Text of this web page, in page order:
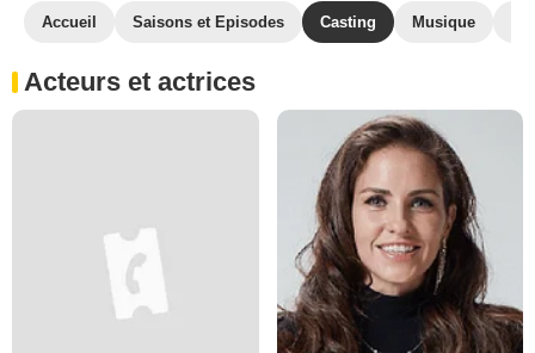
Accueil Saisons et Episodes Casting Musique
Acteurs et actrices